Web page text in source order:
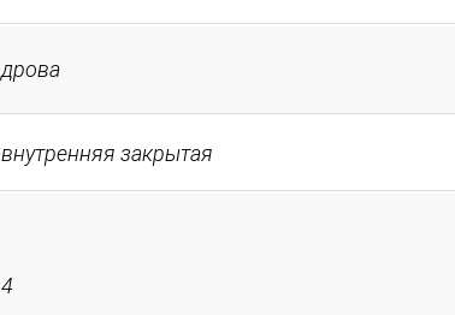
дрова
внутренняя закрытая
4